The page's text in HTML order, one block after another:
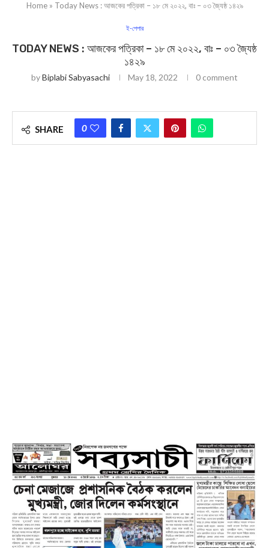
Home» Today News : আজকের পত্রিকা – ১৮ মে ২০২২, বাঃ – ০৩ জ্যৈষ্ঠ ১৪২৯
ই-পেপার
TODAY NEWS : আজকের পত্রিকা – ১৮ মে ২০২২, বাঃ – ০৩ জ্যৈষ্ঠ
১৪২৯
byBiplabi Sabyasachi May 18, 2022 0 comment
SHARE 0